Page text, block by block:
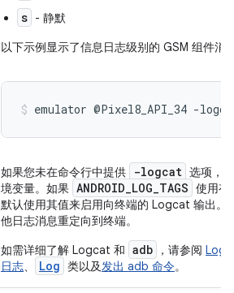
s - 静默
以下示例显示了信息日志级别的 GSM 组件消
emulator @Pixel8_API_34 -
如果您未在命令行中提供 -logcat 选项，
境变量。如果 ANDROID_LOG_TAGS 使用
默认使用其值来启用向终端的 Logcat 输出。
他日志消息重定向到终端。
如需详细了解 Logcat 和 adb ，请参阅
日志、 Log 类以及发出 adb 命令。